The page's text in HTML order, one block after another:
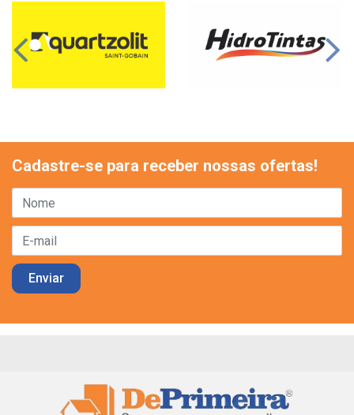
Cadastre-se para receber nossas ofertas!